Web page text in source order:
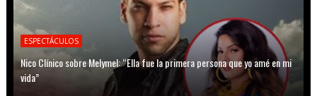
ESPECTÁCULOS
Nico Clínico sobre Melymel: “Ella fue la primera persona que yo amé en mi
vida”